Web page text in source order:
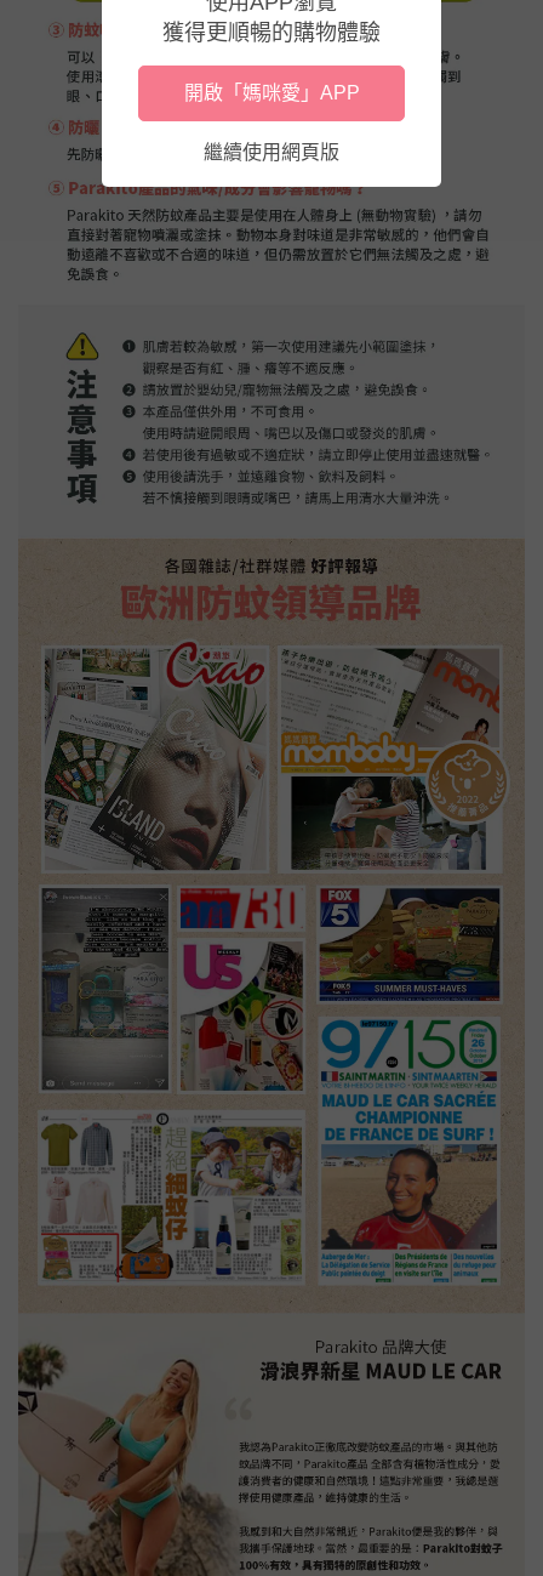
獲得更順暢的購物體驗
開啟「媽咪愛」APP
繼續使用網頁版